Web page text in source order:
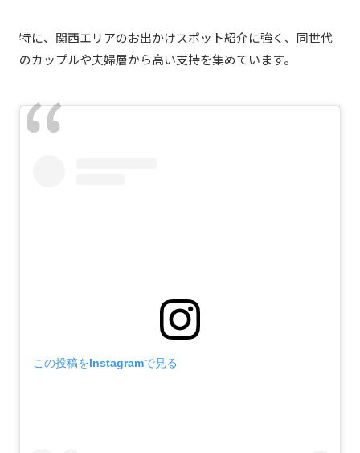
特に、関西エリアのお出かけスポット紹介に強く、同世代
のカップルや夫婦層から高い支持を集めています。
この投稿をInstagramで見る